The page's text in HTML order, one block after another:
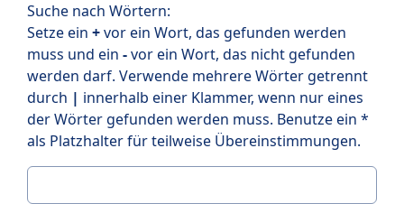
Suche nach Wörtern:
Setze ein +vor ein Wort, das gefunden werden
muss und ein -vor ein Wort, das nicht gefunden
werden darf. Verwende mehrere Wörter getrennt
durch | innerhalb einer Klammer, wenn nur eines
der Wörter gefunden werden muss. Benutze ein *
als Platzhalter für teilweise Übereinstimmungen.